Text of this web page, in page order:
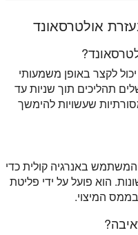
אולטרסאונד
לקצר באופן משמעותי
תהליכים תוך שניות עד
שעשויות להימשך
המשתמש באנרגיה קולית כדי
הוא פועל על ידי פליטת
בממס המיצוי.